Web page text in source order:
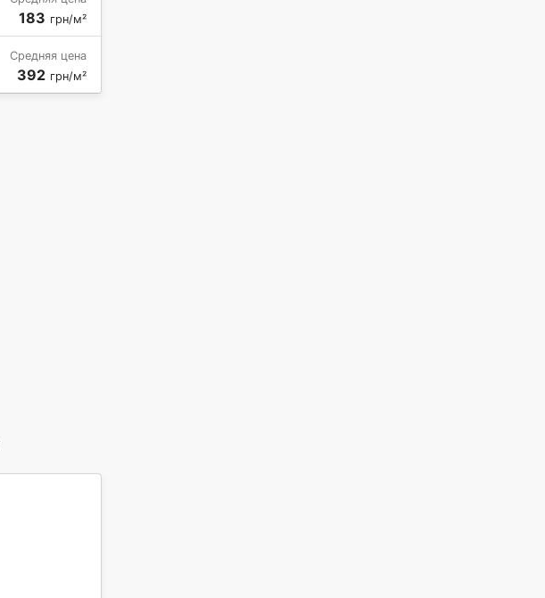
183 грн/м²
Средняя цена
392 грн/м²